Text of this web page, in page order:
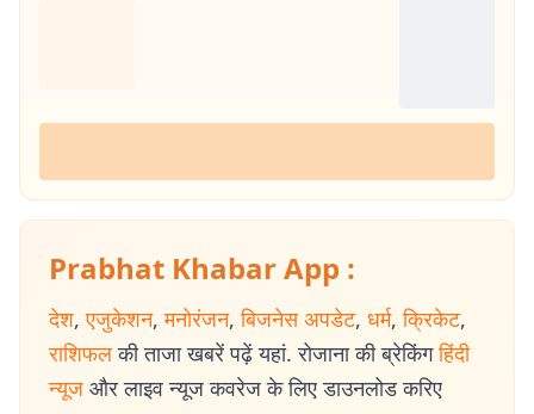
Prabhat Khabar App :
देश, एजुकेशन, मनोरंजन, बिजनेस अपडेट, धर्म, क्रिकेट,
राशिफल की ताजा खबरें पढ़ें यहां. रोजाना की ब्रेकिंग हिंदी
न्यूज और लाइव न्यूज कवरेज के लिए डाउनलोड करिए